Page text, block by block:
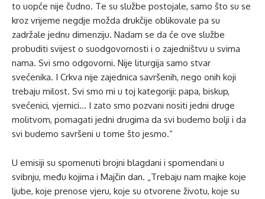
to uopće nije čudno. Te su službe postojale, samo što su se
kroz vrijeme negdje možda drukčije oblikovale pa su
zadržale jednu dimenziju. Nadam se da će ove službe
probuditi svijest o suodgovornosti i o zajedništvu u svima
nama. Svi smo odgovorni. Nije liturgija samo stvar
svećenika. I Crkva nije zajednica savršenih, nego onih koji
trebaju milost. Svi smo mi u toj kategoriji: papa, biskup,
svećenici, vjernici… I zato smo pozvani nositi jedni druge
molitvom, pomagati jedni drugima da svi budemo bolji i da
svi budemo savršeni u tome što jesmo.“
U emisiji su spomenuti brojni blagdani i spomendani u
svibnju, među kojima i Majčin dan. „Trebaju nam majke koje
ljube, koje prenose vjeru, koje su otvorene životu, koje su